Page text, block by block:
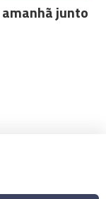
junto